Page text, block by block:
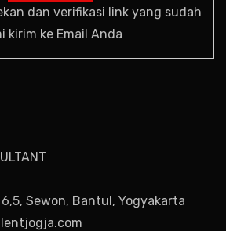
dan verifikasi link yang sudah
kirim ke Email Anda
Sewon, Bantul, Yogyakarta